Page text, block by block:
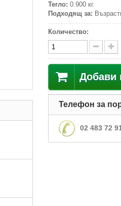
Тегло: 0.900 кг.
Подходящ за:
Количество:
Добави
Телефон за
02 483 72